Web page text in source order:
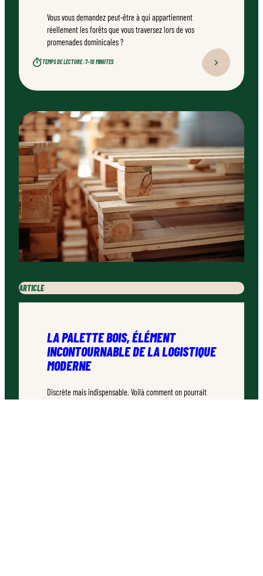
Vous vous demandez peut-être à qui appartiennent
réellement les forêts que vous traversez lors de vos
promenades dominicales ?
TEMPS DE LECTURE :7–10 MINUTES
ARTICLE
LA PALETTE BOIS, ÉLÉMENT
INCONTOURNABLE DE LA LOGISTIQUE
MODERNE
Discrète mais indispensable. Voilà comment on pourrait